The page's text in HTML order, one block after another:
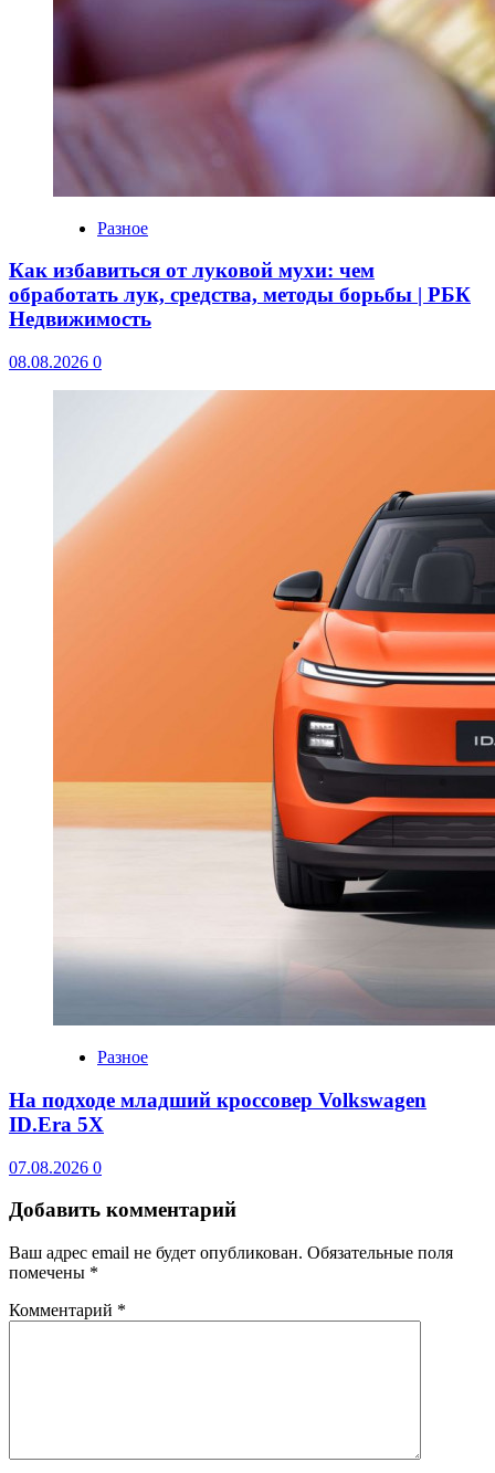
Разное
Как избавиться от луковой мухи: чем
обработать лук, средства, методы борьбы | РБК
Недвижимость
08.08.2026 0
Разное
На подходе младший кроссовер Volkswagen
ID.Era 5X
07.08.2026 0
Добавить комментарий
Ваш адрес email не будет опубликован. Обязательные поля
помечены *
Комментарий *